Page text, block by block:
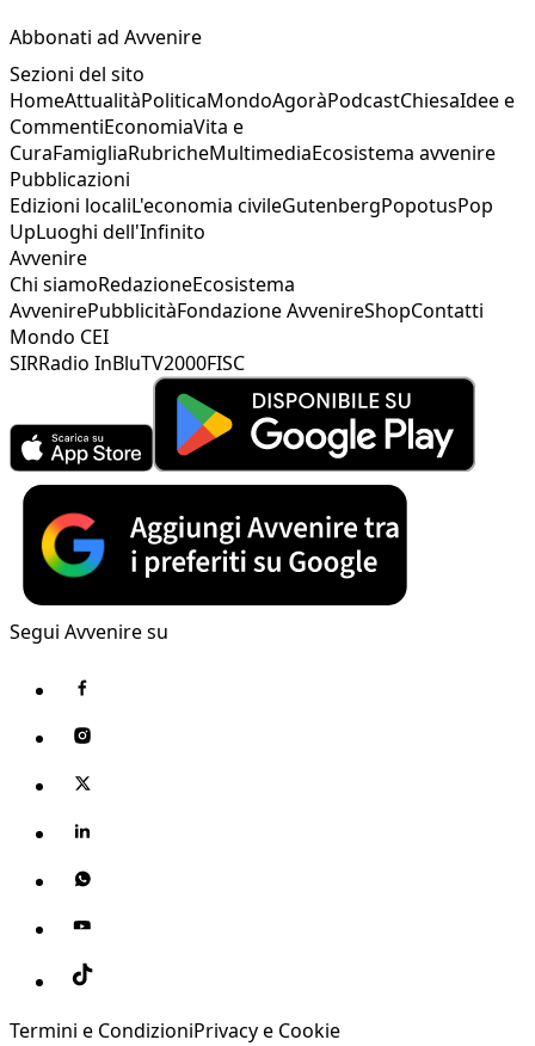
Abbonati ad Avvenire
Sezioni del sito
HomeAttualitàPoliticaMondoAgoràPodcastChiesaIdee e
CommentiEconomiaVita e
CuraFamigliaRubricheMultimediaEcosistema avvenire
Pubblicazioni
Edizioni localiL'economia civileGutenbergPopotusPop
UpLuoghi dell'Infinito
Avvenire
Chi siamoRedazioneEcosistema
AvvenirePubblicitàFondazione AvvenireShopContatti
Mondo CEI
SIRRadio InBluTV2000FISC
Segui Avvenire su
Termini e CondizioniPrivacy e Cookie